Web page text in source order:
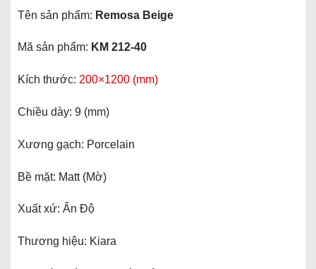
Tên sản phẩm: Remosa Beige
Mã sản phẩm: KM 212-40
Kích thước: 200×1200 (mm)
Chiều dày: 9 (mm)
Xương gạch: Porcelain
Bề mặt: Matt (Mờ)
Xuất xứ: Ấn Độ
Thương hiệu: Kiara